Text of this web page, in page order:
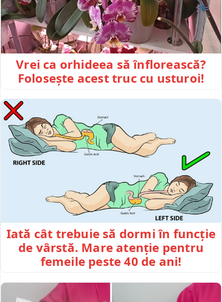
Vrei ca orhideea să înflorească?
Folosește acest truc cu usturoi!
Iată cât trebuie să dormi în funcție
de vârstă. Mare atenție pentru
femeile peste 40 de ani!